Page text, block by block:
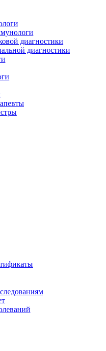
диагностики
диагностики